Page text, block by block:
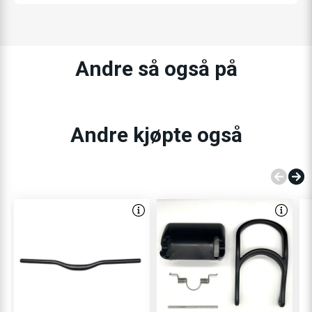
Andre så også på
Andre kjøpte også